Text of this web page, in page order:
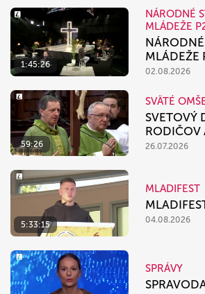
1:45:26
NÁRODNÉ
MLÁDEŽE
MLÁDEŽE
02.08.2026
59:26
SVÄTÉ
SVETOVÝ
RODIČOV
26.07.2026
5:33:15
MLADIFEST
04.08.2026
SPRÁVY